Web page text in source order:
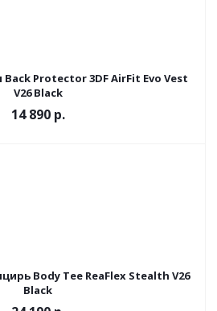
Protector 3DF AirFit Evo Vest
V26 Black
14 890 р.
Body Tee ReaFlex Stealth V26
Black